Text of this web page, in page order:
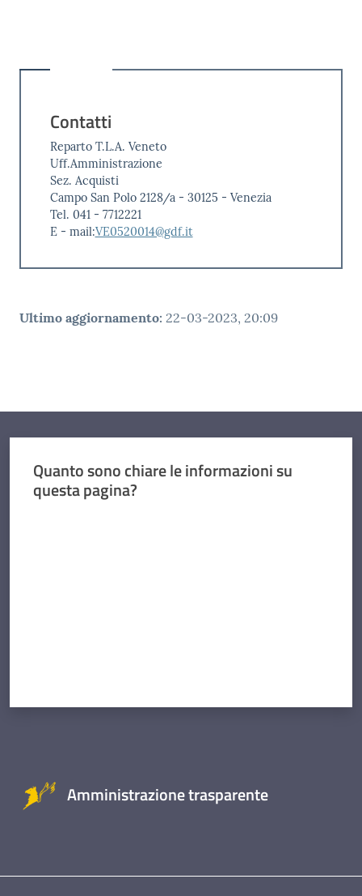
Contatti
Reparto T.L.A. Veneto
Uff.Amministrazione
Sez. Acquisti
Campo San Polo 2128/a - 30125 - Venezia
Tel. 041 - 7712221
E - mail:VE0520014@gdf.it
Ultimo aggiornamento: 22-03-2023, 20:09
Quanto sono chiare le informazioni su
questa pagina?
Amministrazione trasparente